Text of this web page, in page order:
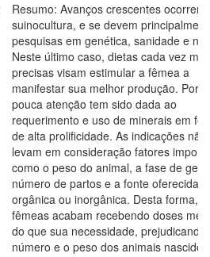
Resumo: Avanços crescentes
suinocultura, e se devem
pesquisas em genética, sanidade e
Neste último caso, dietas cada vez
precisas visam estimular a fêmea a
manifestar sua melhor produção.
pouca atenção tem sido dada ao
requerimento e uso de minerais em
de alta prolificidade. As indicações não
levam em consideração fatores
como o peso do animal, a fase de
número de partos e a fonte oferecida,
orgânica ou inorgânica. Desta forma,
fêmeas acabam recebendo doses
do que sua necessidade, prejudicando
número e o peso dos animais